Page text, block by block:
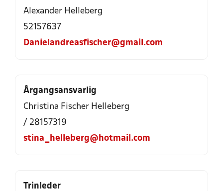
Alexander Helleberg
52157637
Danielandreasfischer@gmail.com
Årgangsansvarlig
Christina Fischer Helleberg
/ 28157319
stina_helleberg@hotmail.com
Trinleder